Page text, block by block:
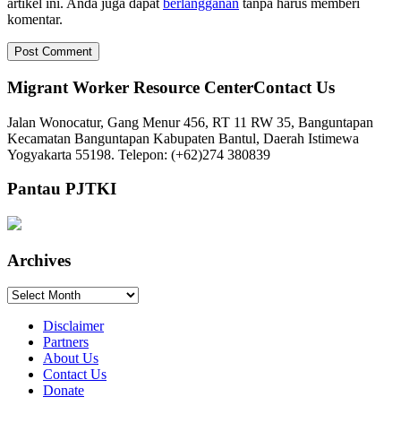
artikel ini. Anda juga dapat berlangganan tanpa harus memberi
komentar.
Migrant Worker Resource CenterContact Us
Jalan Wonocatur, Gang Menur 456, RT 11 RW 35, Banguntapan
Kecamatan Banguntapan Kabupaten Bantul, Daerah Istimewa
Yogyakarta 55198. Telepon: (+62)274 380839
Pantau PJTKI
Archives
Archives
Disclaimer
Partners
About Us
Contact Us
Donate